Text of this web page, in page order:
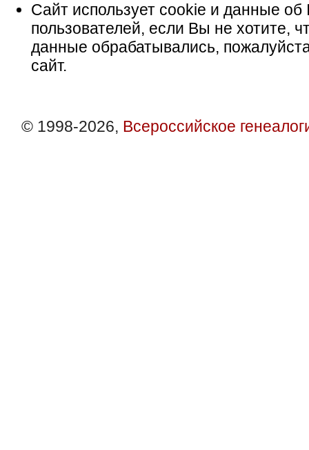
Сайт использует cookie и данные об
пользователей, если Вы не хотите,
данные обрабатывались,
сайт.
© 1998-2026, Всероссийское